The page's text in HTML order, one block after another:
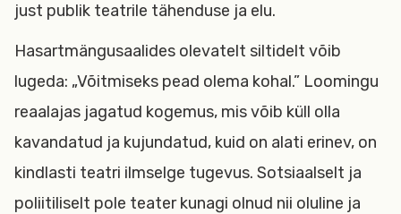
just publik teatrile tähenduse ja elu.
Hasartmängusaalides olevatelt siltidelt võib
lugeda: „Võitmiseks pead olema kohal.” Loomingu
reaalajas jagatud kogemus, mis võib küll olla
kavandatud ja kujundatud, kuid on alati erinev, on
kindlasti teatri ilmselge tugevus. Sotsiaalselt ja
poliitiliselt pole teater kunagi olnud nii oluline ja